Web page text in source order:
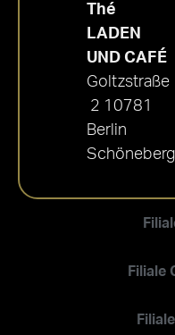
Filiale
Thé
LADEN
UND CAFÉ
Goltzstraße
2 10781
Berlin
Schöneberg